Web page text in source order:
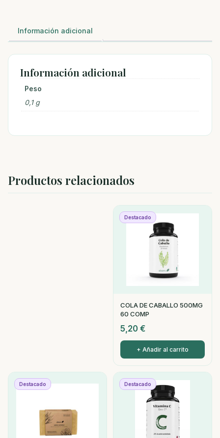
Información adicional
Información adicional
Peso
0,1 g
Productos relacionados
Destacado
COLA DE CABALLO 500MG
60 COMP
5,20 €
+ Añadir al carrito
Destacado Destacado